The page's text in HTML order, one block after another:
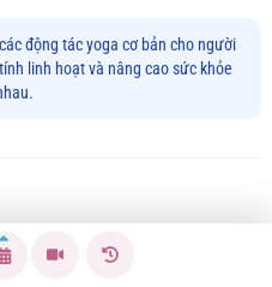
động tác yoga cơ bản cho người
linh hoạt và nâng cao sức khỏe